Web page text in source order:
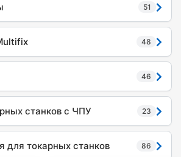
51
48
46
станков с ЧПУ 23
для токарных станков 86